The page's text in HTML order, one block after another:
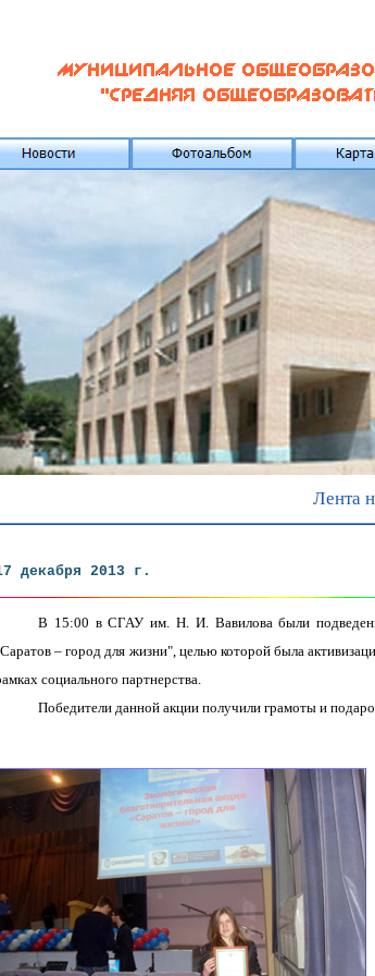
Лента
декабря 2013 г.
В 15:00 в СГАУ им. Н. И. Вавилова были подведены
– город для жизни", целью которой была
социального партнерства.
Победители данной акции получили грамоты и